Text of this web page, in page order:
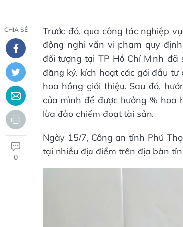
CHIA SẺ
0
Trước đó, qua công tác nghiệp
động nghi vấn vi phạm quy
đối tượng tại TP Hồ Chí Minh đã
đăng ký, kích hoạt các gói đầu
hoa hồng giới thiệu. Sau đó,
của mình để được hưởng % hoa
lừa đảo chiếm đoạt tài sản.
Ngày 15/7, Công an tỉnh Phú
tại nhiều địa điểm trên địa bàn